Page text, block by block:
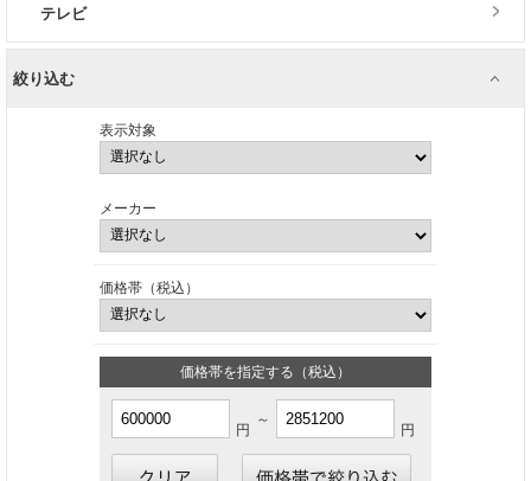
テレビ
絞り込む
表示対象
メーカー
価格帯（税込）
価格帯を指定する（税込）
円
～
円